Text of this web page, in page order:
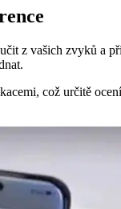
z vašich zvyků a
což určitě